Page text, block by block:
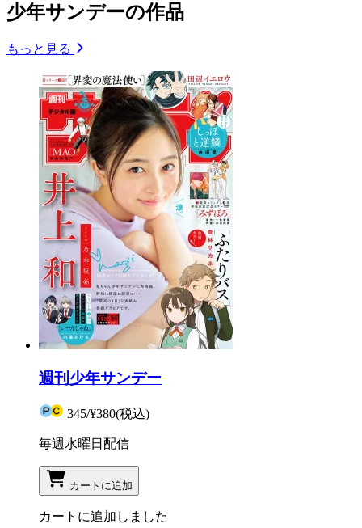
少年サンデーの作品
もっと見る
週刊少年サンデー
345/¥380(税込)
毎週水曜日配信
カートに追加
カートに追加しました